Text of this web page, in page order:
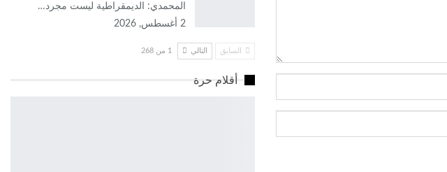
المحمدي: الديمقراطية ليست مجرد…
2 أغسطس, 2026
السابق التالي 1 من 268
أقلام حرة